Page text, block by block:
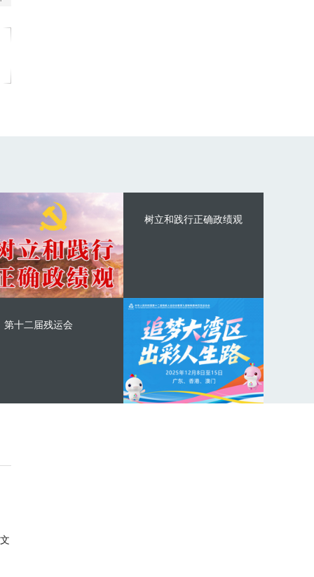
树立和践行正确政绩观
第十二届残运会